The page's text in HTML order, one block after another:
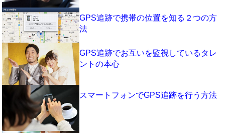
GPS追跡で携帯の位置を知る２つの方
法
GPS追跡でお互いを監視しているタレ
ントの本心
スマートフォンでGPS追跡を行う方法